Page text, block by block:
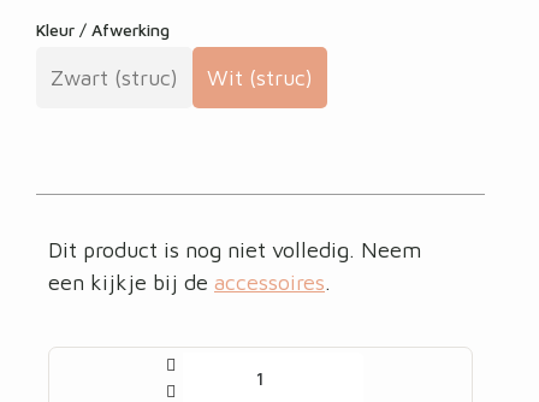
Kleur / Afwerking
Zwart (struc) Wit (struc)
Dit product is nog niet volledig. Neem
een kijkje bij de accessoires.